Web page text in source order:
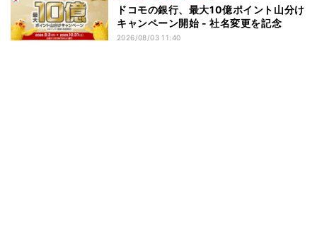
ドコモの銀行、最大10億ポイント山分け
キャンペーン開始 - 社名変更を記念
2026/08/03 11:40